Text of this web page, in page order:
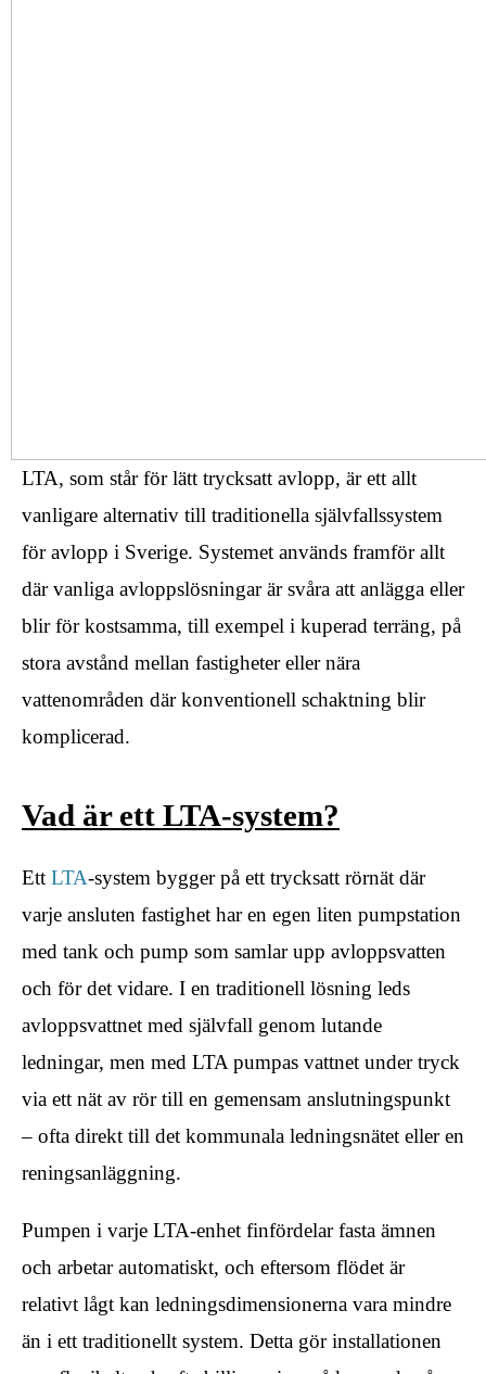
LTA, som står för lätt trycksatt avlopp, är ett allt
vanligare alternativ till traditionella självfallssystem
för avlopp i Sverige. Systemet används framför allt
där vanliga avloppslösningar är svåra att anlägga eller
blir för kostsamma, till exempel i kuperad terräng, på
stora avstånd mellan fastigheter eller nära
vattenområden där konventionell schaktning blir
komplicerad.
Vad är ett LTA-system?
Ett LTA-system bygger på ett trycksatt rörnät där
varje ansluten fastighet har en egen liten pumpstation
med tank och pump som samlar upp avloppsvatten
och för det vidare. I en traditionell lösning leds
avloppsvattnet med självfall genom lutande
ledningar, men med LTA pumpas vattnet under tryck
via ett nät av rör till en gemensam anslutningspunkt
– ofta direkt till det kommunala ledningsnätet eller en
reningsanläggning.
Pumpen i varje LTA-enhet finfördelar fasta ämnen
och arbetar automatiskt, och eftersom flödet är
relativt lågt kan ledningsdimensionerna vara mindre
än i ett traditionellt system. Detta gör installationen